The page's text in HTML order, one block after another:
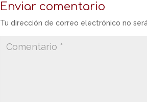
Enviar comentario
Tu dirección de correo electrónico no